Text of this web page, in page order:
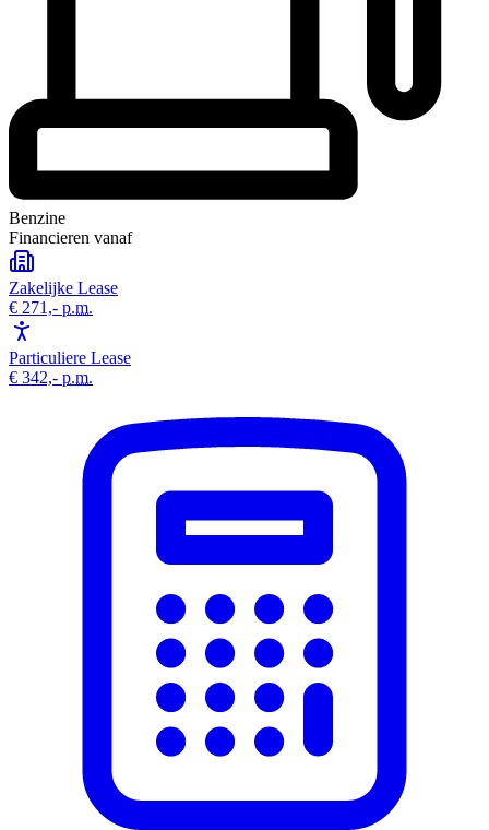
Benzine
Financieren vanaf
Zakelijke Lease
€ 271,- p.m.
Particuliere Lease
€ 342,- p.m.